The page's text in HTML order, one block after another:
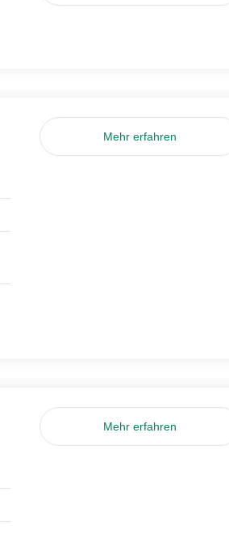
Mehr erfahren
Mehr erfahren